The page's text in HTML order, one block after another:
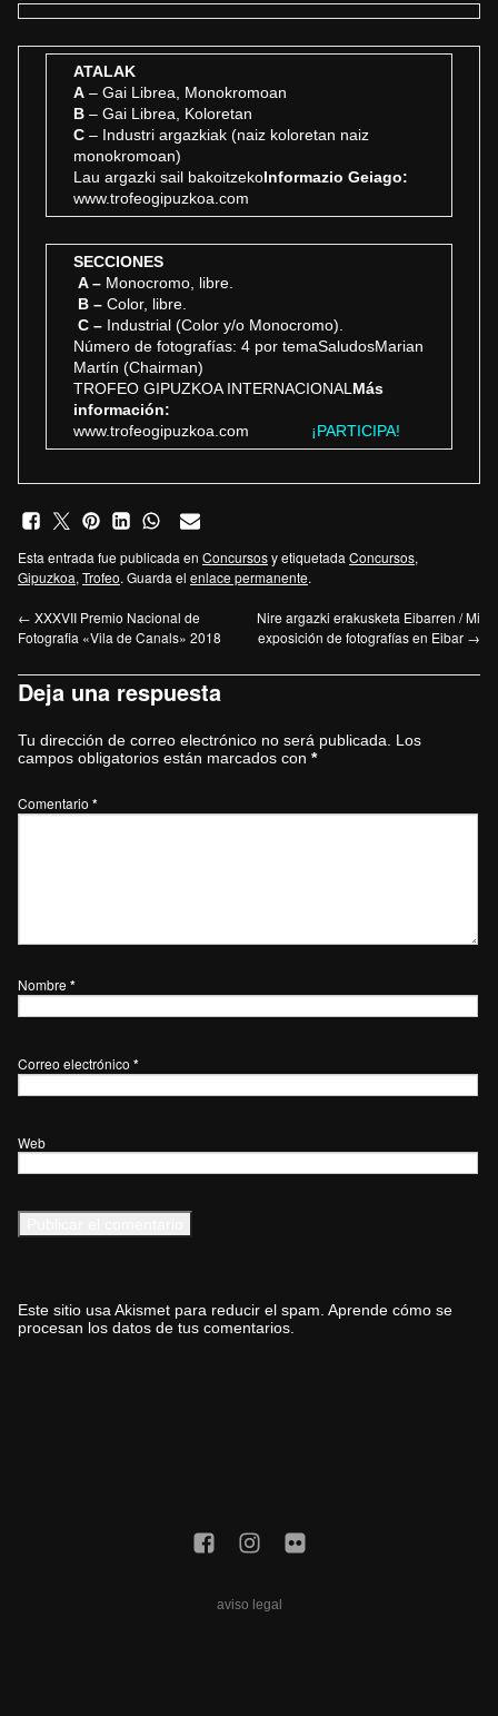
ATALAK
A – Gai Librea, Monokromoan
B – Gai Librea, Koloretan
C – Industri argazkiak (naiz koloretan naiz
monokromoan)
Lau argazki sail bakoitzekoInformazio Geiago:
www.trofeogipuzkoa.com
SECCIONES
A – Monocromo, libre.
B – Color, libre.
C – Industrial (Color y/o Monocromo).
Número de fotografías: 4 por temaSaludosMarian
Martín (Chairman)
TROFEO GIPUZKOA INTERNACIONAL Más
información:
www.trofeogipuzkoa.com
¡PARTICIPA!
Esta entrada fue publicada en Concursosy etiquetada Concursos,
Gipuzkoa, Trofeo. Guarda el enlace permanente.
← XXXVII Premio Nacional de
Fotografia «Vila de Canals» 2018
Nire argazki erakusketa Eibarren / Mi
exposición de fotografías en Eibar →
Deja una respuesta
Tu dirección de correo electrónico no será publicada.
Los
campos obligatorios están marcados con *
Comentario *
Nombre *
Correo electrónico *
Web
Este sitio usa Akismet para reducir el spam. Aprende cómo se
procesan los datos de tus comentarios.
aviso legal